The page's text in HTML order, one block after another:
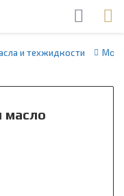
и техжидкости
масло